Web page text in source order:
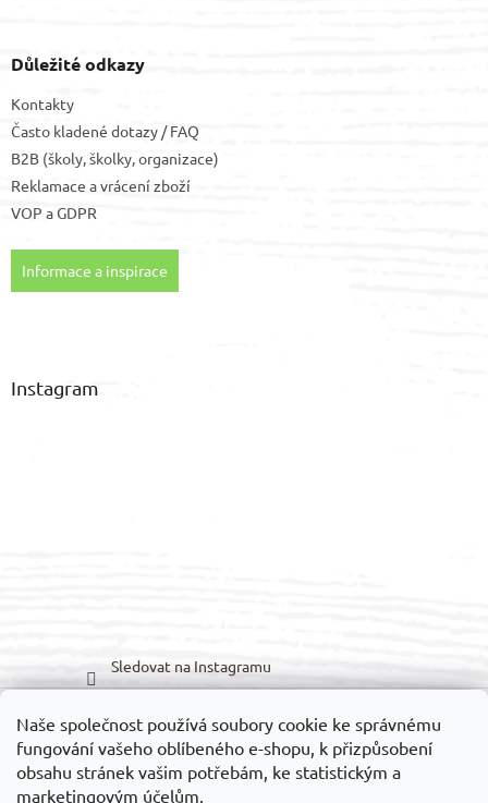
Naše společnost používá soubory cookie ke správnému
fungování vašeho oblíbeného e-shopu, k přizpůsobení
obsahu stránek vašim potřebám, ke statistickým a
marketingovým účelům.
Důležité odkazy
Kontakty
Často kladené dotazy / FAQ
B2B (školy, školky, organizace)
Reklamace a vrácení zboží
VOP aGDPR
Informace a inspirace
Instagram
Sledovat na Instagramu
Možnosti dopravy: Možnosti platby: